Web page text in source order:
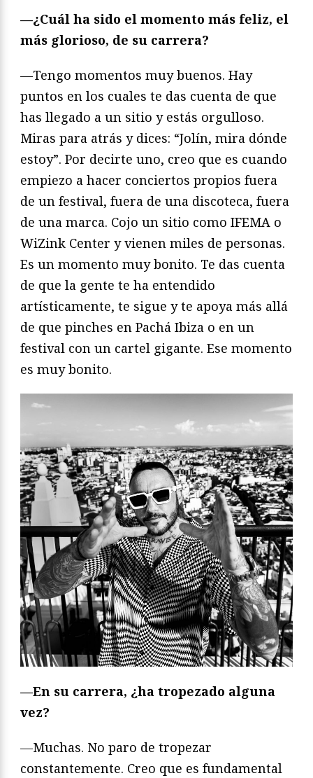
—¿Cuál ha sido el momento más feliz, el
más glorioso, de su carrera?
—Tengo momentos muy buenos. Hay
puntos en los cuales te das cuenta de que
has llegado a un sitio y estás orgulloso.
Miras para atrás y dices: “Jolín, mira dónde
estoy”. Por decirte uno, creo que es cuando
empiezo a hacer conciertos propios fuera
de un festival, fuera de una discoteca, fuera
de una marca. Cojo un sitio como IFEMA o
WiZink Center y vienen miles de personas.
Es un momento muy bonito. Te das cuenta
de que la gente te ha entendido
artísticamente, te sigue y te apoya más allá
de que pinches en Pachá Ibiza o en un
festival con un cartel gigante. Ese momento
es muy bonito.
—En su carrera, ¿ha tropezado alguna
vez?
—Muchas. No paro de tropezar
constantemente. Creo que es fundamental